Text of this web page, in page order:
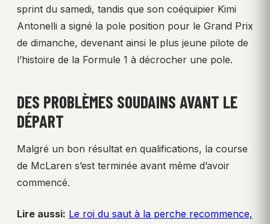
sprint du samedi, tandis que son coéquipier Kimi
Antonelli a signé la pole position pour le Grand Prix
de dimanche, devenant ainsi le plus jeune pilote de
l’histoire de la Formule 1 à décrocher une pole.
DES PROBLÈMES SOUDAINS AVANT LE
DÉPART
Malgré un bon résultat en qualifications, la course
de McLaren s’est terminée avant même d’avoir
commencé.
Lire aussi: Le roi du saut à la perche recommence,